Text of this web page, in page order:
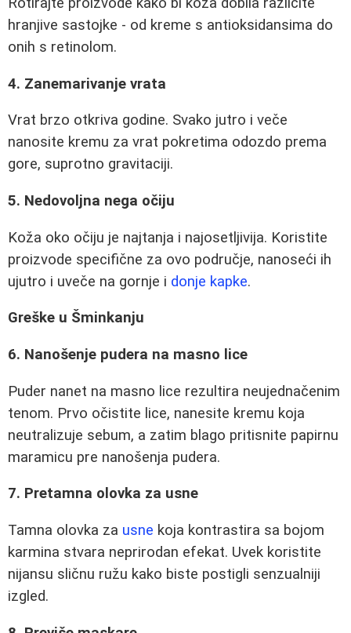
hranjive sastojke - od kreme s antioksidansima do
onih s retinolom.
4. Zanemarivanje vrata
Vrat brzo otkriva godine. Svako jutro i veče
nanosite kremu za vrat pokretima odozdo prema
gore, suprotno gravitaciji.
5. Nedovoljna nega očiju
Koža oko očiju je najtanja i najosetljivija. Koristite
proizvode specifične za ovo područje, nanoseći ih
ujutro i uveče na gornje i donje kapke.
Greške u Šminkanju
6. Nanošenje pudera na masno lice
Puder nanet na masno lice rezultira neujednačenim
tenom. Prvo očistite lice, nanesite kremu koja
neutralizuje sebum, a zatim blago pritisnite papirnu
maramicu pre nanošenja pudera.
7. Pretamna olovka za usne
Tamna olovka za usne koja kontrastira sa bojom
karmina stvara neprirodan efekat. Uvek koristite
nijansu sličnu ružu kako biste postigli senzualniji
izgled.